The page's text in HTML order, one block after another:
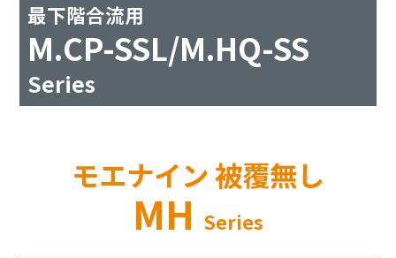
最下階合流用
M.CP-SSL/M.HQ-SS
Series
モエナイン 被覆無し
MH Series